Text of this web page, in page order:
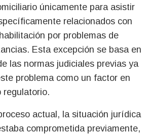
únicamente para asistir
relacionados con
por problemas de
Esta excepción se basa en
las normas judiciales previas ya
problema como un factor en
regulatorio.
actual, la situación jurídica
comprometida previamente,